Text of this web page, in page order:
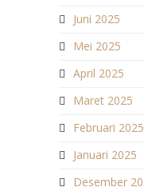
Juni 2025
Mei 2025
April 2025
Maret 2025
Februari 2025
Januari 2025
Desember